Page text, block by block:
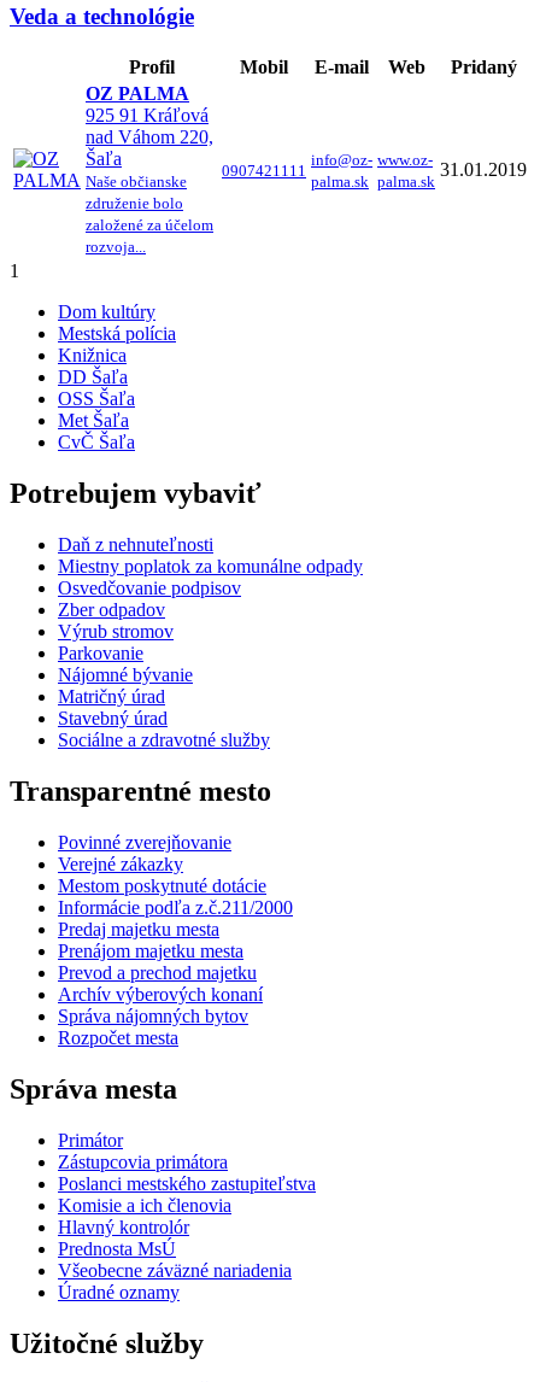
Veda a technológie
Profil Mobil E-mail Web
Pridaný
OZ PALMA
925 91 Kráľová
nad Váhom 220,
Šaľa
Naše občianske
združenie bolo
založené za účelom
rozvoja...
0907421111
info@oz-
palma.sk
www.oz-
palma.sk
31.01.2019
1
Dom kultúry
Mestská polícia
Knižnica
DD Šaľa
OSS Šaľa
Met Šaľa
CvČ Šaľa
Potrebujem vybaviť
Daň z nehnuteľnosti
Miestny poplatok za komunálne odpady
Osvedčovanie podpisov
Zber odpadov
Výrub stromov
Parkovanie
Nájomné bývanie
Matričný úrad
Stavebný úrad
Sociálne a zdravotné služby
Transparentné mesto
Povinné zverejňovanie
Verejné zákazky
Mestom poskytnuté dotácie
Informácie podľa z.č.211/2000
Predaj majetku mesta
Prenájom majetku mesta
Prevod a prechod majetku
Archív výberových konaní
Správa nájomných bytov
Rozpočet mesta
Správa mesta
Primátor
Zástupcovia primátora
Poslanci mestského zastupiteľstva
Komisie a ich členovia
Hlavný kontrolór
Prednosta MsÚ
Všeobecne záväzné nariadenia
Úradné oznamy
Užitočné služby